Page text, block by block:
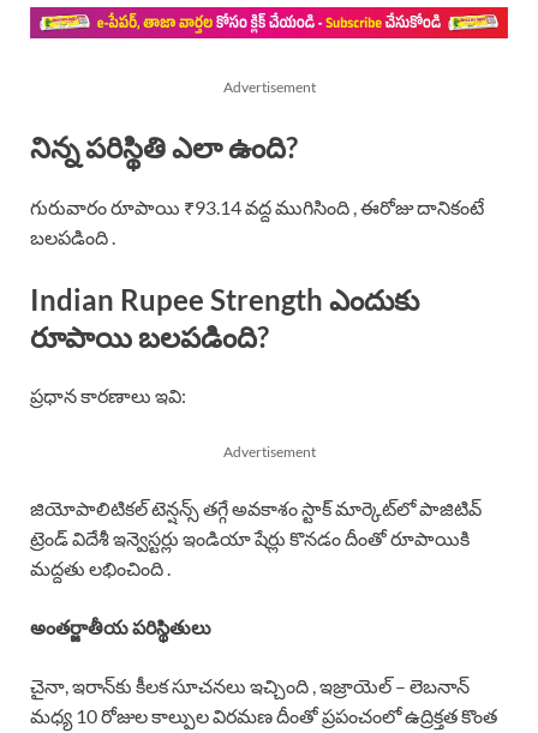
Advertisement
నిన్న పరిస్థితి ఎలా ఉంది?
గురువారం రూపాయి ₹93.14 వద్ద ముగిసింది , ఈరోజు దానికంటే
బలపడింది .
Indian Rupee Strength ఎందుకు
రూపాయి బలపడింది?
ప్రధాన కారణాలు ఇవి:
Advertisement
జియోపాలిటికల్ టెన్షన్స్ తగ్గే అవకాశం స్టాక్ మార్కెట్‌లో పాజిటివ్
ట్రెండ్ విదేశీ ఇన్వెస్టర్లు ఇండియా షేర్లు కొనడం దీంతో రూపాయికి
మద్దతు లభించింది .
అంతర్జాతీయ పరిస్థితులు
చైనా, ఇరాన్‌కు కీలక సూచనలు ఇచ్చింది , ఇజ్రాయెల్ – లెబనాన్
మధ్య 10 రోజుల కాల్పుల విరమణ దీంతో ప్రపంచంలో ఉద్రిక్తత కొంత